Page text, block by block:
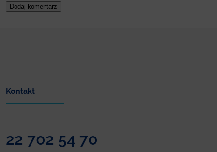
Kontakt
22 702 54 70